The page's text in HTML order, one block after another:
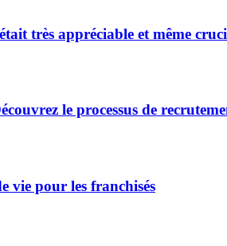
très appréciable et même
le processus de
vie pour les franchisés